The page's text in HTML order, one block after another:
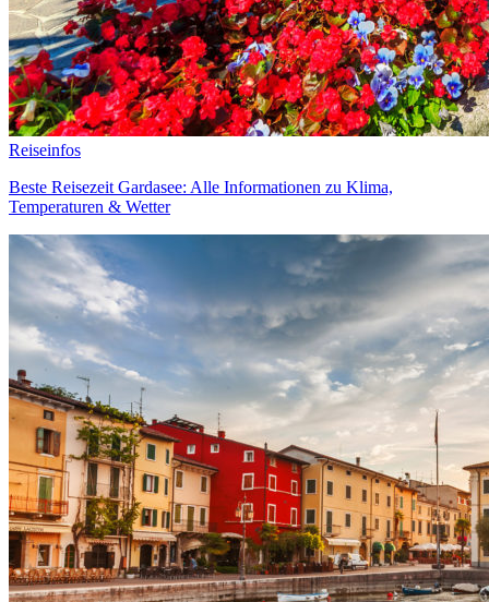
Reiseinfos
Beste Reisezeit Gardasee: Alle Informationen zu Klima,
Temperaturen & Wetter